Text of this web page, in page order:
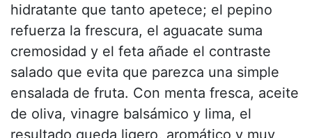
hidratante que tanto apetece; el pepino
refuerza la frescura, el aguacate suma
cremosidad y el feta añade el contraste
salado que evita que parezca una simple
ensalada de fruta. Con menta fresca, aceite
de oliva, vinagre balsámico y lima, el
resultado queda ligero, aromático y muy